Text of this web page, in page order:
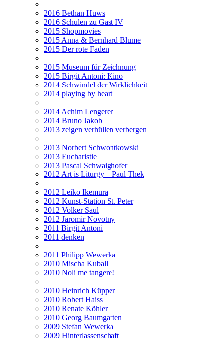
2016 Bethan Huws
2016 Schulen zu Gast IV
2015 Shopmovies
2015 Anna & Bernhard Blume
2015 Der rote Faden
2015 Museum für Zeichnung
2015 Birgit Antoni: Kino
2014 Schwindel der Wirklichkeit
2014 playing by heart
2014 Achim Lengerer
2014 Bruno Jakob
2013 zeigen verhüllen verbergen
2013 Norbert Schwontkowski
2013 Eucharistie
2013 Pascal Schwaighofer
2012 Art is Liturgy – Paul Thek
2012 Leiko Ikemura
2012 Kunst-Station St. Peter
2012 Volker Saul
2012 Jaromir Novotny
2011 Birgit Antoni
2011 denken
2011 Philipp Wewerka
2010 Mischa Kuball
2010 Noli me tangere!
2010 Heinrich Küpper
2010 Robert Haiss
2010 Renate Köhler
2010 Georg Baumgarten
2009 Stefan Wewerka
2009 Hinterlassenschaft